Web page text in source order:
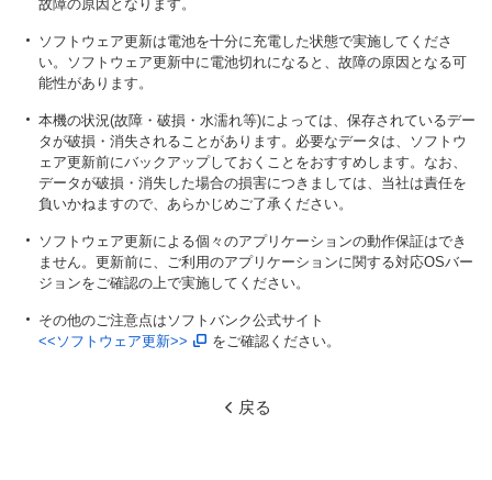
故障の原因となります。
ソフトウェア更新は電池を十分に充電した状態で実施してくださ
い。ソフトウェア更新中に電池切れになると、故障の原因となる可
能性があります。
本機の状況(故障・破損・水濡れ等)によっては、保存されているデー
タが破損・消失されることがあります。必要なデータは、ソフトウ
ェア更新前にバックアップしておくことをおすすめします。なお、
データが破損・消失した場合の損害につきましては、当社は責任を
負いかねますので、あらかじめご了承ください。
ソフトウェア更新による個々のアプリケーションの動作保証はでき
ません。更新前に、ご利用のアプリケーションに関する対応OSバー
ジョンをご確認の上で実施してください。
その他のご注意点はソフトバンク公式サイト
<<ソフトウェア更新>>
をご確認ください。
戻る